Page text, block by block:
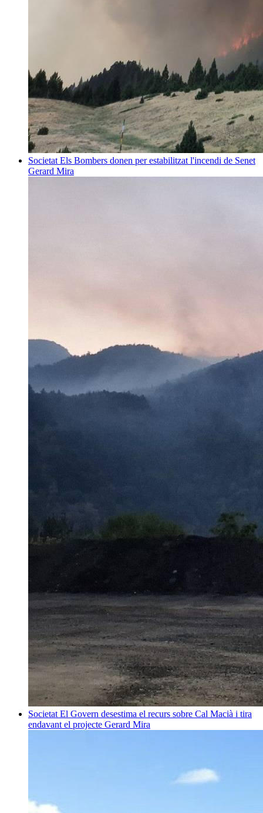
Societat Els Bombers donen per estabilitzat l'incendi de Senet
Gerard Mira
Societat El Govern desestima el recurs sobre Cal Macià i tira
endavant el projecte Gerard Mira